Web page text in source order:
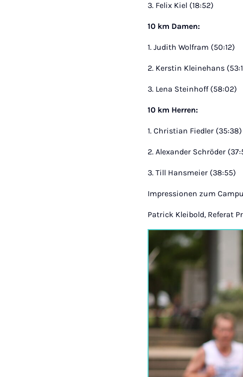
3. Felix Kiel (18:52)
10 km Damen:
1. Judith Wolfram (50:12)
2. Kerstin Kleinehans
3. Lena Steinhoff (58:02)
10 km Herren:
1. Christian Fiedler (35:38)
2. Alexander Schröder
3. Till Hansmeier (38:55)
Impressionen zum
Patrick Kleibold, Referat